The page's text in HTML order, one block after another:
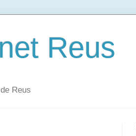
Reus
Reus